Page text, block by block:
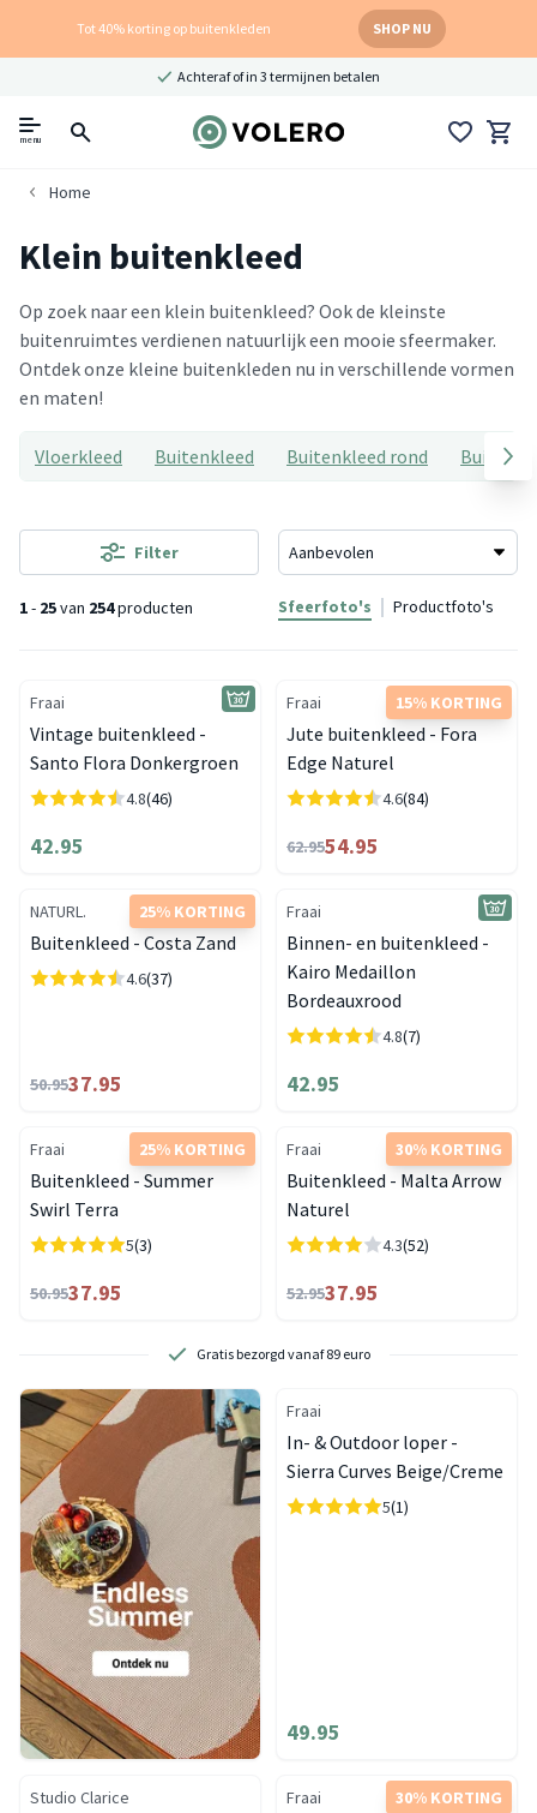
Tot 40% korting op buitenkleden SHOP NU
Achteraf of in 3 termijnen betalen
menu
Home
Klein buitenkleed
Op zoek naar een klein buitenkleed? Ook de kleinste
buitenruimtes verdienen natuurlijk een mooie sfeermaker.
Ontdek onze kleine buitenkleden nu in verschillende vormen
en maten!
Vloerkleed Buitenkleed Buitenkleed rond
1- 25van 254producten
Filter
Sfeerfoto's Productfoto's
Fraai
Vintage buitenkleed -
Santo Flora Donkergroen
4.8(46)
42.95
15% KORTING
Fraai
Jute buitenkleed - Fora
Edge Naturel
4.6(84)
62.9554.95
25% KORTING
NATURL.
Buitenkleed - Costa Zand
4.6(37)
50.9537.95
Fraai
Binnen- en buitenkleed -
Kairo Medaillon
Bordeauxrood
4.8(7)
42.95
25% KORTING
Fraai
Buitenkleed - Summer
Swirl Terra
5(3)
50.9537.95
30% KORTING
Fraai
Buitenkleed - Malta Arrow
Naturel
4.3(52)
52.9537.95
Gratis bezorgd vanaf 89 euro
Fraai
In- & Outdoor loper -
Sierra Curves Beige/Creme
5(1)
49.95
Studio Clarice 30% KORTING
Fraai